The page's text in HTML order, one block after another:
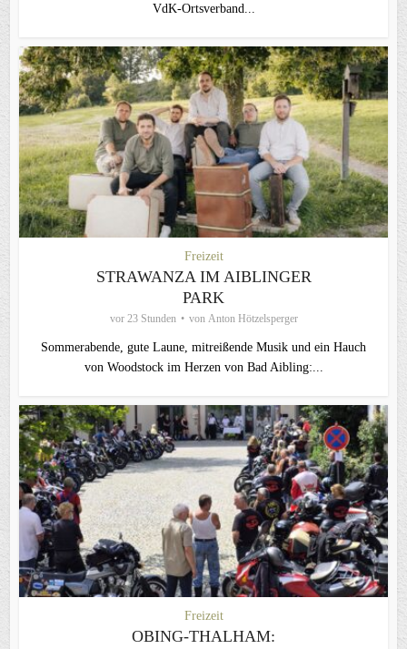
VdK-Ortsverband...
Freizeit
STRAWANZA IM AIBLINGER
PARK
vor 23 Stunden von Anton Hötzelsperger
Sommerabende, gute Laune, mitreißende Musik und ein Hauch
von Woodstock im Herzen von Bad Aibling:...
Freizeit
OBING-THALHAM: